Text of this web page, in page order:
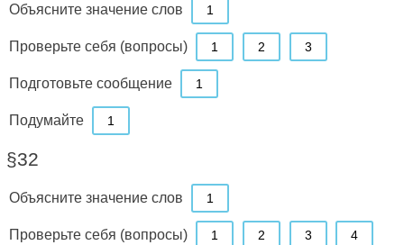
Объясните значение слов 1
Проверьте себя (вопросы) 1 2 3
Подготовьте сообщение 1
Подумайте 1
§32
Объясните значение слов 1
Проверьте себя (вопросы) 1 2 3 4